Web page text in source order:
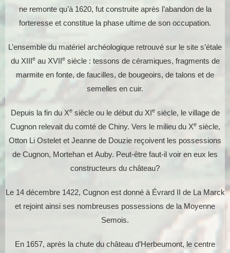
ne remonte qu’à 1620, fut construite après l’abandon de la
forteresse et constitue la phase ultime de son occupation.
L’ensemble du matériel archéologique retrouvé sur le site s’étale
du XIIIeau XVIIesiècle : tessons de céramiques, fragments de
marmite en fonte, de faucilles, de bougeoirs, de talons et de
semelles en cuir.
Depuis la fin du Xesiècle ou le début du XIesiècle, le village de
Cugnon relevait du comté de Chiny. Vers le milieu du Xesiècle,
Otton Li Ostelet et Jeanne de Douzie reçoivent les possessions
de Cugnon, Mortehan et Auby. Peut-être faut-il voir en eux les
constructeurs du château?
Le 14 décembre 1422, Cugnon est donné à Évrard II de La Marck
et rejoint ainsi ses nombreuses possessions de la Moyenne
Semois.
En 1657, après la chute du château d’Herbeumont, le centre